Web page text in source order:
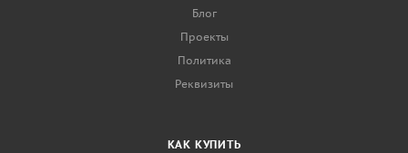
Блог
Проекты
Политика
Реквизиты
КАК КУПИТЬ